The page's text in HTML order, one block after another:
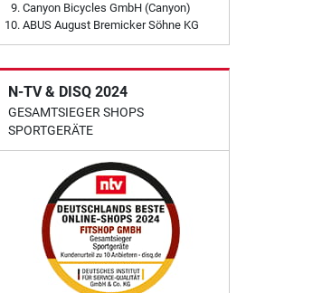
Canyon Bicycles GmbH (Canyon)
ABUS August Bremicker Söhne KG
N-TV & DISQ 2024
GESAMTSIEGER SHOPS
SPORTGERÄTE